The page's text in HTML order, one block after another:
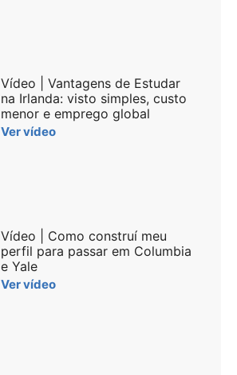
Vídeo | Vantagens de Estudar
na Irlanda: visto simples, custo
menor e emprego global
Ver vídeo
Vídeo | Como construí meu
perfil para passar em Columbia
e Yale
Ver vídeo